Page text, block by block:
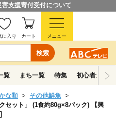
支援寄付受付について
検索
に入り カート メニュー
覧 まち一覧 特集 初心者ガイド
な類
その他鮮魚
セット」 (1食約80g×8パック) 【興